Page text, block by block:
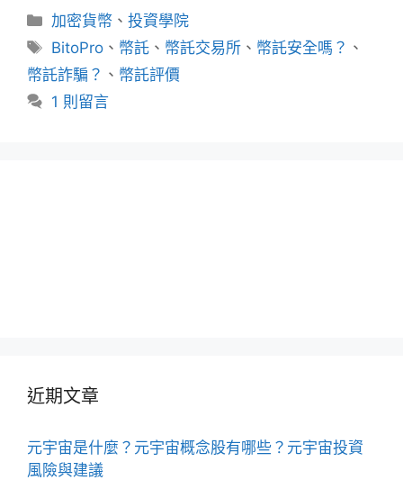
分
類
加密貨幣 、投資學院
標
籤
BitoPro 、 幣託 、 幣託交易所 、 幣託安全嗎？ 、
幣託詐騙？ 、 幣託評價
1 則留言
近期文章
元宇宙是什麼？元宇宙概念股有哪些？元宇宙投資
風險與建議